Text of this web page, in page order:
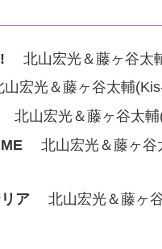
北山宏光＆藤ヶ谷太
山宏光＆藤ヶ谷太輔
山宏光＆藤ヶ谷太輔
ME
北山宏光＆藤ヶ谷
リア 北山宏光＆藤ヶ